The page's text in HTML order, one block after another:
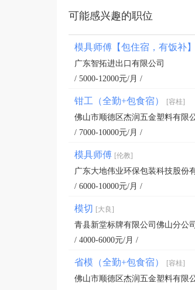
可能感兴趣的职位
模具师傅【包住宿，有饭补
广东智拓进出口有限公司
/ 5000-12000元/月 /
钳工（全勤+包食宿） [容桂]
佛山市顺德区杰润五金塑料有限
/ 7000-10000元/月 /
模具师傅 [伦教]
广东大地伟业环保包装科技股份
/ 6000-10000元/月 /
模切 [大良]
青县新堂标牌有限公司佛山分公司
/ 4000-6000元/月 /
省模（全勤+包食宿） [容桂]
佛山市顺德区杰润五金塑料有限